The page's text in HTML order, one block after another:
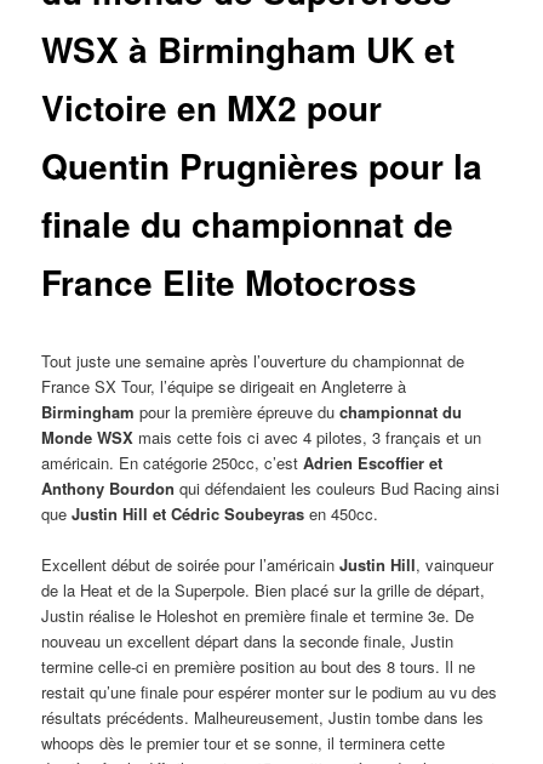
WSX à Birmingham UK et
Victoire en MX2 pour
Quentin Prugnières pour la
finale du championnat de
France Elite Motocross
Tout juste une semaine après l’ouverture du championnat de
France SX Tour, l’équipe se dirigeait en Angleterre à
Birminghampour la première épreuve duchampionnat du
Monde WSX mais cette fois ci avec 4 pilotes, 3 français et un
américain. En catégorie 250cc, c’estAdrien Escoffier et
Anthony Bourdon qui défendaient les couleurs Bud Racing ainsi
queJustin Hill et Cédric Soubeyras en 450cc.
Excellent début de soirée pour l’américainJustin Hill, vainqueur
de la Heat et de la Superpole. Bien placé sur la grille de départ,
Justin réalise le Holeshot en première finale et termine 3e. De
nouveau un excellent départ dans la seconde finale, Justin
termine celle-ci en première position au bout des 8 tours. Il ne
restait qu’une finale pour espérer monter sur le podium au vu des
résultats précédents. Malheureusement, Justin tombe dans les
whoops dès le premier tour et se sonne, il terminera cette